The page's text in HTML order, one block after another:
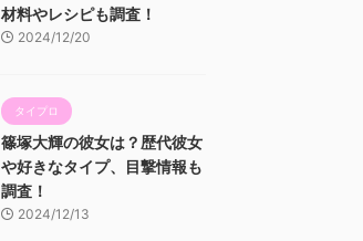
材料やレシピも調査！
2024/12/20
タイプロ
篠塚大輝の彼女は？歴代彼女
や好きなタイプ、目撃情報も
調査！
2024/12/13